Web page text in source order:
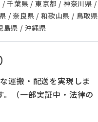
千葉県 / 東京都 / 神奈川県 /
/ 奈良県 / 和歌山県 / 鳥取県
島県 / 沖縄県
運搬・配送を実現しま
（一部実証中・法律の